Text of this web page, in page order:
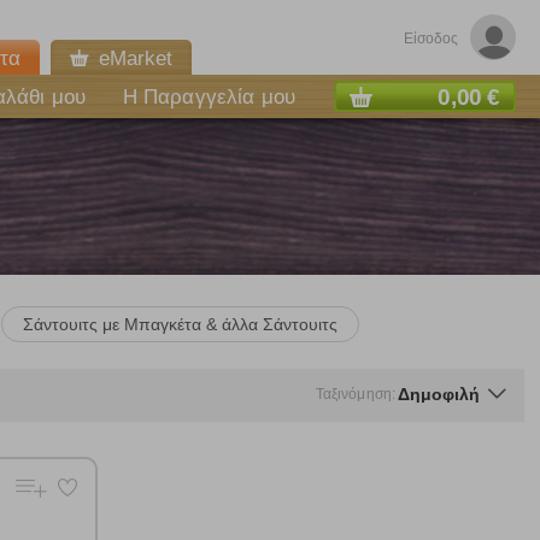
Είσοδος
eMarket
μου Η Παραγγελία μου 0,00 €
Σάντουιτς με Μπαγκέτα & άλλα Σάντουιτς
Ταξινόμηση: Δημοφιλή